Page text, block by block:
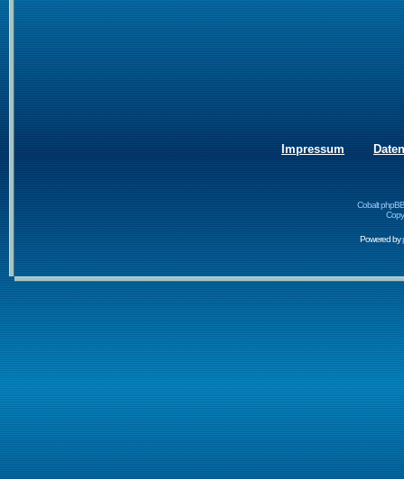
Impressum
Cobalt
Powered by